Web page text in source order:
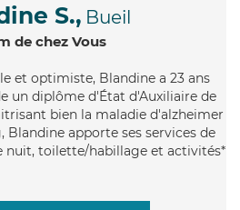
S., Bueil
de chez Vous
et optimiste, Blandine a 23 ans
un diplôme d'État d'Auxiliaire de
bien la maladie d'alzheimer
Blandine apporte ses services de
nuit, toilette/habillage et activités*